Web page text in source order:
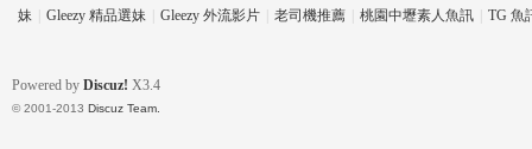
妹
Gleezy 精品選妹 Gleezy 外流影片 老司機推薦 桃園中壢素人魚訊 TG 魚
Powered by Discuz! X3.4
© 2001-2013 Discuz Team.